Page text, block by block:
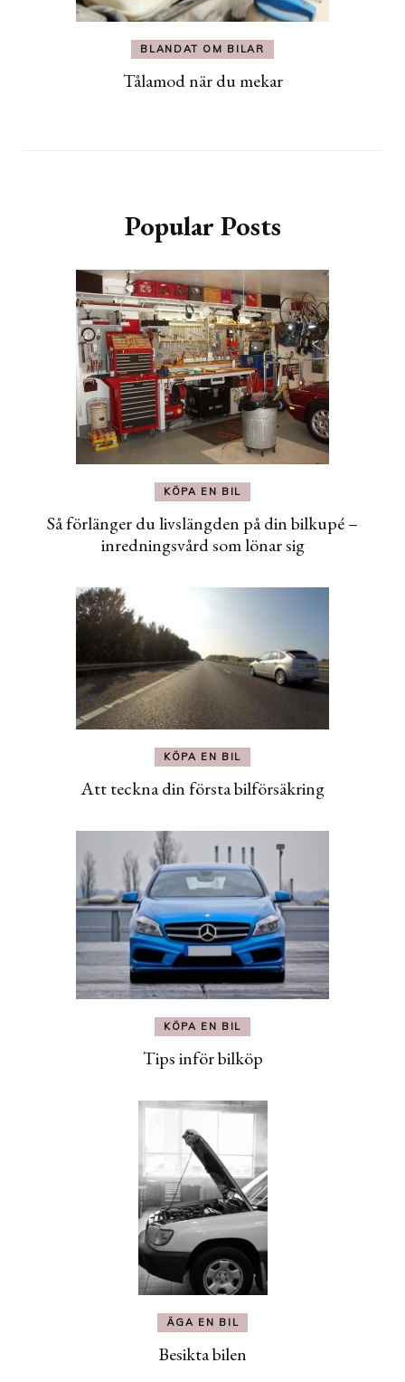
BLANDAT OM BILAR
Tålamod när du mekar
Popular Posts
KÖPA EN BIL
Så förlänger du livslängden på din bilkupé –
inredningsvård som lönar sig
KÖPA EN BIL
Att teckna din första bilförsäkring
KÖPA EN BIL
Tips inför bilköp
ÄGA EN BIL
Besikta bilen